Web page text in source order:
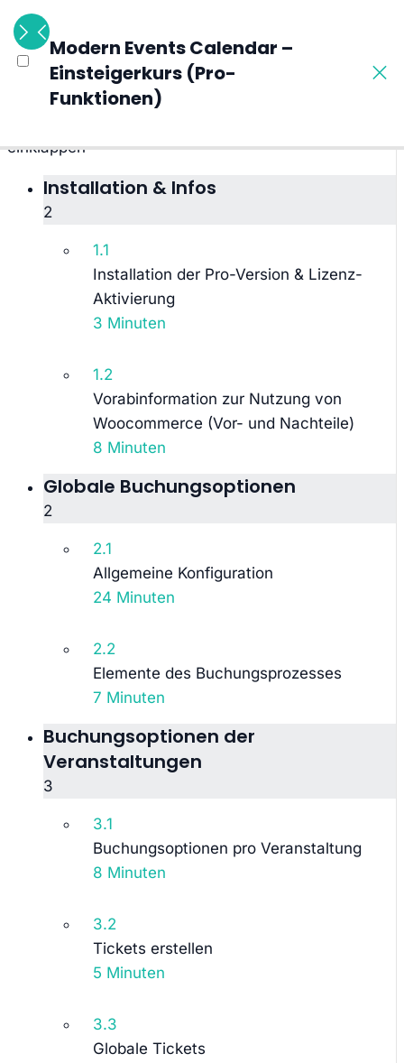
10 Abschnitte
40 Lektionen
42 Wochen
einklappen
Installation & Infos
2
1.1
Installation der Pro-Version & Lizenz-
Aktivierung
3 Minuten
1.2
Vorabinformation zur Nutzung von
Woocommerce (Vor- und Nachteile)
8 Minuten
Globale Buchungsoptionen
2
2.1
Allgemeine Konfiguration
24 Minuten
2.2
Elemente des Buchungsprozesses
7 Minuten
Buchungsoptionen der
Veranstaltungen
3
3.1
Buchungsoptionen pro Veranstaltung
8 Minuten
3.2
Tickets erstellen
5 Minuten
3.3
Globale Tickets
Modern Events Calendar –
Einsteigerkurs (Pro-
Funktionen)